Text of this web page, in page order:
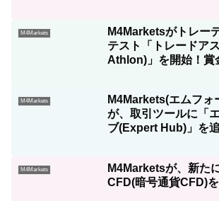
M4Markets
M4Marketsがトレー
テスト「トレードア
Athlon)」を開始！賞
M4Markets
M4Markets(エムフォ
が、取引ツールに「
ブ(Expert Hub)」を追
M4Markets
M4Marketsが、新た
CFD(暗号通貨CFD)